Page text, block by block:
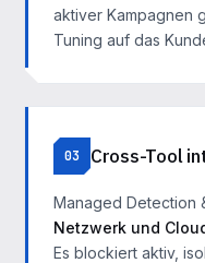
aktiver Kampagnen
Tuning auf das
03 Cross-Tool
Managed Detection
Netzwerk und
Es blockiert aktiv,